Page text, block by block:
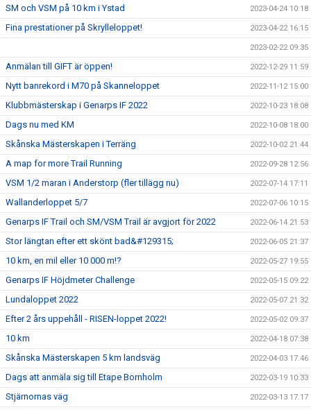
SM och VSM på 10 km i Ystad 2023-04-24 10:18
Fina prestationer på Skrylleloppet! 2023-04-22 16:15
2023-02-22 09:35
Anmälan till GIFT är öppen! 2022-12-29 11:59
Nytt banrekord i M70 på Skanneloppet 2022-11-12 15:00
Klubbmästerskap i Genarps IF 2022 2022-10-23 18:08
Dags nu med KM 2022-10-08 18:00
Skånska Mästerskapen i Terräng 2022-10-02 21:44
A map for more Trail Running 2022-09-28 12:56
VSM 1/2 maran i Anderstorp (fler tillägg nu) 2022-07-14 17:11
Wallanderloppet 5/7 2022-07-06 10:15
Genarps IF Trail och SM/VSM Trail är avgjort för 2022 2022-06-14 21:53
Stor längtan efter ett skönt bad&#129315; 2022-06-05 21:37
10 km, en mil eller 10 000 m!? 2022-05-27 19:55
Genarps IF Höjdmeter Challenge 2022-05-15 09:22
Lundaloppet 2022 2022-05-07 21:32
Efter 2 års uppehåll - RISEN-loppet 2022! 2022-05-02 09:37
10 km 2022-04-18 07:38
Skånska Mästerskapen 5 km landsväg 2022-04-03 17:46
Dags att anmäla sig till Etape Bornholm 2022-03-19 10:33
Stjärnornas väg 2022-03-13 17:17